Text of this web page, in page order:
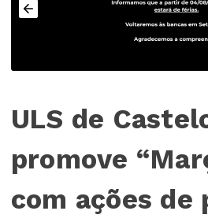
ULS de
promove
com ações de